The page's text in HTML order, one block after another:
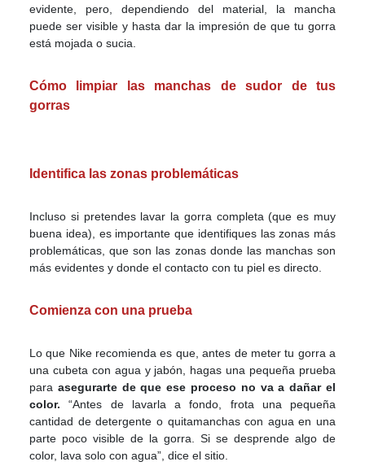
evidente, pero, dependiendo del material, la mancha
puede ser visible y hasta dar la impresión de que tu gorra
está mojada o sucia.
Cómo limpiar las manchas de sudor de tus
gorras
Identifica las zonas problemáticas
Incluso si pretendes lavar la gorra completa (que es muy
buena idea), es importante que identifiques las zonas más
problemáticas, que son las zonas donde las manchas son
más evidentes y donde el contacto con tu piel es directo.
Comienza con una prueba
Lo que Nike recomienda es que, antes de meter tu gorra a
una cubeta con agua y jabón, hagas una pequeña prueba
para asegurarte de que ese proceso no va a dañar el
color. “Antes de lavarla a fondo, frota una pequeña
cantidad de detergente o quitamanchas con agua en una
parte poco visible de la gorra. Si se desprende algo de
color, lava solo con agua”, dice el sitio.